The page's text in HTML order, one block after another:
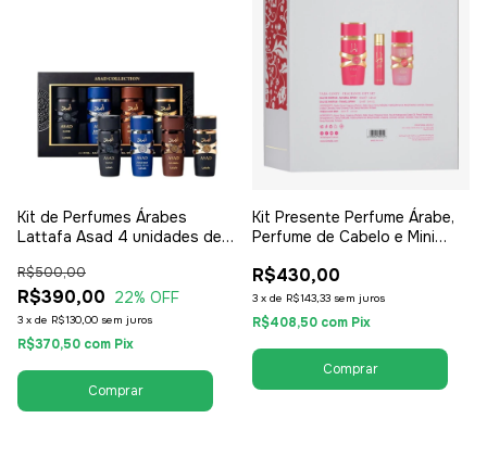
Kit de Perfumes Árabes
Lattafa Asad 4 unidades de
Masculino
R$390,00
R$500,00
22% OFF
3 x de R$130,00 sem juros
R$370,50 com Pix
Kit Presente Perfume Árabe,
Perfume de Cabelo e Mini
Lattafa Yara Candy - EDP Eau
de Parfum - Feminino
R$430,00
3 x de R$143,33 sem juros
R$408,50 com Pix